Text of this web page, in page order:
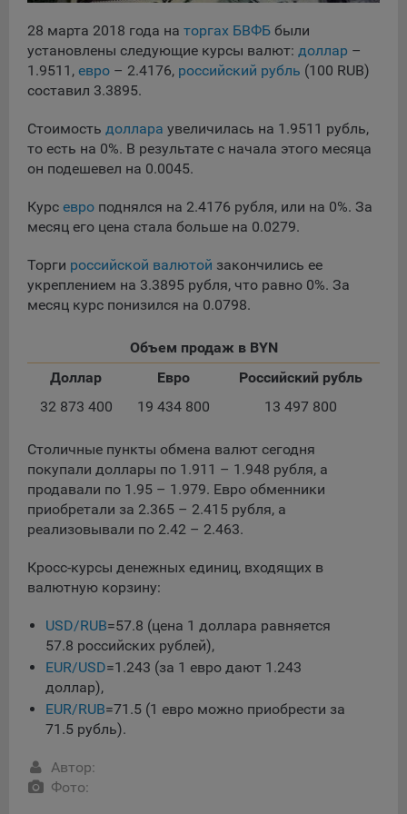
пункте 3 Политики, при их посещении для отражения
действий, совершенных пользователем. Эти файлы
позволяют не вводить заново или выбирать те же
параметры при повторном посещении того или иного
Целями обработки файлов cookie являются:
Общество не использует файлы cookie для
На сайтах используются как файлы cookie первой
стороны (устанавливаемые сайтами, которые посещает
пользователь), так и сторонние файлы cookie (задаются
сервером, расположенным вне домена наших сайтов).
Общество обрабатывает обезличенные данные
собираемые с помощью сервисов Интернет-статистики,
которые служат для сбора информации о действиях
пользователей на сайте, улучшения качества сайта и его
содержания. Общество обрабатывает обезличенные
сохранение файлов cookie и использование технологии
JavaScript).
На сайтах обрабатываются следующие типы файлов
рекламирования услуг пользователям сайта
«bankibel.by» на сторонних веб-сайтах. Например, если
может встретить рекламу Общества на некоторых
сторонних веб-сайтах.
Иногда Общество использует сторонние файлы cookie
для отслеживания эффективности своих рекламных
объявлений. Такие файлы cookie, например, запоминают,
с помощью каких браузеров пользователи посещают
Общество также регулирует и оценивает эффективность
рекламной деятельности.
28 марта 2018 года на торгах БВФБ были
установлены следующие курсы валют: доллар –
1.9511, евро – 2.4176, российский рубль (100 RUB)
составил 3.3895.
Стоимость доллара увеличилась на 1.9511 рубль,
то есть на 0%. В результате с начала этого месяца
он подешевел на 0.0045.
Курс евро поднялся на 2.4176 рубля, или на 0%. За
месяц его цена стала больше на 0.0279.
Торги российской валютой закончились ее
укреплением на 3.3895 рубля, что равно 0%. За
месяц курс понизился на 0.0798.
Объем продаж в BYN
Доллар
Евро
Российский рубль
32 873 400
19 434 800 13 497 800
Столичные пункты обмена валют сегодня
покупали доллары по 1.911 – 1.948 рубля, а
продавали по 1.95 – 1.979. Евро обменники
приобретали за 2.365 – 2.415 рубля, а
реализовывали по 2.42 – 2.463.
Кросс-курсы денежных единиц, входящих в
валютную корзину:
USD/RUB=57.8 (цена 1 доллара равняется
57.8 российских рублей),
EUR/USD=1.243 (за 1 евро дают 1.243
доллар),
EUR/RUB=71.5 (1 евро можно приобрести за
71.5 рубль).
Автор:
Фото: